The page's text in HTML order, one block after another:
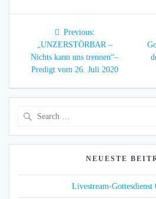
Beitragsnavigation
Previous:Previous
post:
„UNZERSTÖRBAR –
Nichts kann uns trennen“–
Predigt vom 26. Juli 2020
NEUESTE
Livestream-Gottesdienst